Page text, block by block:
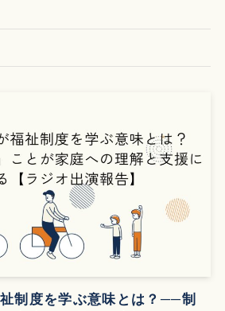
制度を学ぶ意味とは？──制